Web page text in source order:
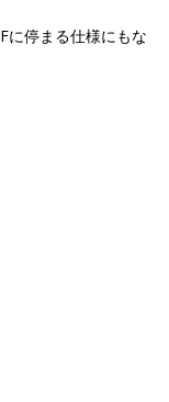
に停まる仕様にもな